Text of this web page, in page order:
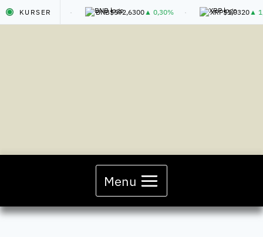
KURSER
▲ 1,10% BNB $592,6300▲ 0,30% XRP $1,0320▲ 1,60%
Menu